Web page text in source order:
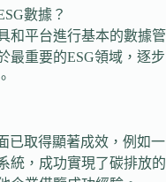
數據？
和平台進行基本的數據管
最重要的ESG領域，逐步
已取得顯著成效，例如一
統，成功實現了碳排放的